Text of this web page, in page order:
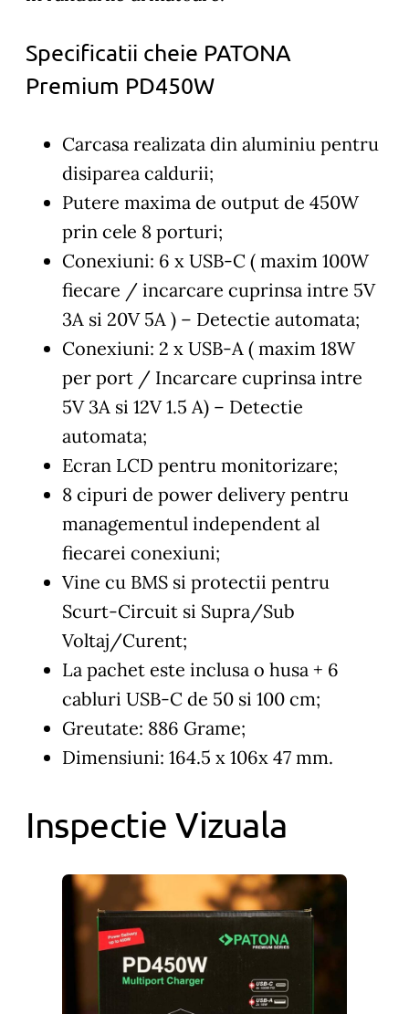
Specificatii cheie PATONA
Premium PD450W
Carcasa realizata din aluminiu pentru
disiparea caldurii;
Putere maxima de output de 450W
prin cele 8 porturi;
Conexiuni: 6 x USB-C ( maxim 100W
fiecare / incarcare cuprinsa intre 5V
3A si 20V 5A ) – Detectie automata;
Conexiuni: 2 x USB-A ( maxim 18W
per port / Incarcare cuprinsa intre
5V 3A si 12V 1.5 A) – Detectie
automata;
Ecran LCD pentru monitorizare;
8 cipuri de power delivery pentru
managementul independent al
fiecarei conexiuni;
Vine cu BMS si protectii pentru
Scurt-Circuit si Supra/Sub
Voltaj/Curent;
La pachet este inclusa o husa + 6
cabluri USB-C de 50 si 100 cm;
Greutate: 886 Grame;
Dimensiuni: 164.5 x 106x 47 mm.
Inspectie Vizuala